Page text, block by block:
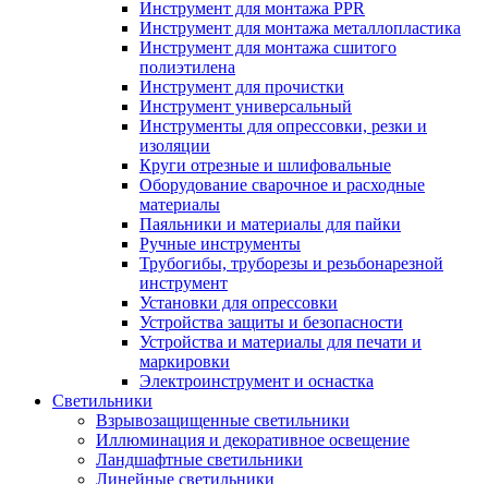
Инструмент для монтажа PPR
Инструмент для монтажа металлопластика
Инструмент для монтажа сшитого
полиэтилена
Инструмент для прочистки
Инструмент универсальный
Инструменты для опрессовки, резки и
изоляции
Круги отрезные и шлифовальные
Оборудование сварочное и расходные
материалы
Паяльники и материалы для пайки
Ручные инструменты
Трубогибы, труборезы и резьбонарезной
инструмент
Установки для опрессовки
Устройства защиты и безопасности
Устройства и материалы для печати и
маркировки
Электроинструмент и оснастка
Светильники
Взрывозащищенные светильники
Иллюминация и декоративное освещение
Ландшафтные светильники
Линейные светильники